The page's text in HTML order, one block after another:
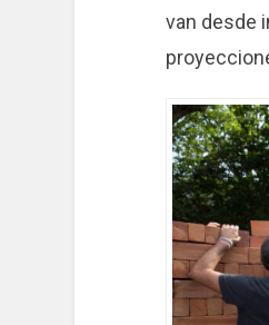
van desde